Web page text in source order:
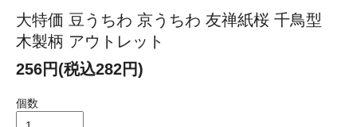
大特価 豆うちわ 京うちわ 友禅紙桜 千鳥型
木製柄 アウトレット
256円(税込282円)
個数